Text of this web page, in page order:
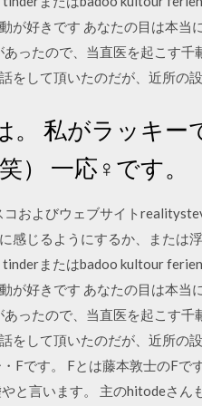
が好きです あなたの目は本
ったので、当直医を起こす
をして頂いたのだが、近所の
。 私がラッキー
） 一応♀です。
およびウェブサイト
感じるようにするか、または
またはbadoo kultour
が好きです あなたの目は本
ったので、当直医を起こす
をして頂いたのだが、近所の
Fです。 Fとは藤本敦士のF
と言います。 主のhitodeさ